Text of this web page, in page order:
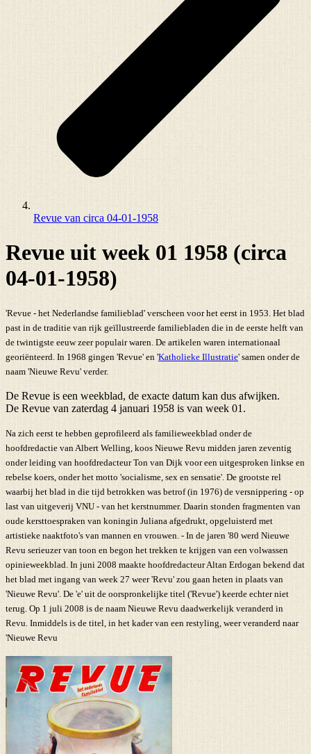
Revue van circa 04-01-1958
Revue uit week 01 1958 (circa
04-01-1958)
'Revue - het Nederlandse familieblad' verscheen voor het eerst in 1953. Het blad
past in de traditie van rijk geïllustreerde familiebladen die in de eerste helft van
de twintigste eeuw zeer populair waren. De artikelen waren internationaal
georiënteerd. In 1968 gingen 'Revue' en 'Katholieke Illustratie' samen onder de
naam 'Nieuwe Revu' verder.
De Revue is een weekblad, de exacte datum kan dus afwijken.
De Revue van zaterdag 4 januari 1958 is van week 01.
Na zich eerst te hebben geprofileerd als familieweekblad onder de
hoofdredactie van Albert Welling, koos Nieuwe Revu midden jaren zeventig
onder leiding van hoofdredacteur Ton van Dijk voor een uitgesproken linkse en
rebelse koers, onder het motto 'socialisme, sex en sensatie'. De grootste rel
waarbij het blad in die tijd betrokken was betrof (in 1976) de versnippering - op
last van uitgeverij VNU - van het kerstnummer. Daarin stonden fragmenten van
oude kersttoespraken van koningin Juliana afgedrukt, opgeluisterd met
artistieke naaktfoto's van mannen en vrouwen. - In de jaren '80 werd Nieuwe
Revu serieuzer van toon en begon het trekken te krijgen van een volwassen
opinieweekblad. In juni 2008 maakte hoofdredacteur Altan Erdogan bekend dat
het blad met ingang van week 27 weer 'Revu' zou gaan heten in plaats van
'Nieuwe Revu'. De 'e' uit de oorspronkelijke titel ('Revue') keerde echter niet
terug. Op 1 juli 2008 is de naam Nieuwe Revu daadwerkelijk veranderd in
Revu. Inmiddels is de titel, in het kader van een restyling, weer veranderd naar
'Nieuwe Revu